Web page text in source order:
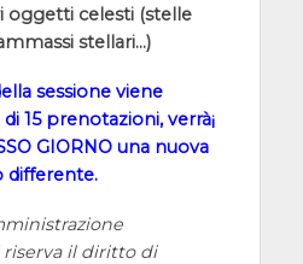
celesti (stelle
stellari…)
sessione viene
15 prenotazioni, verrà¡
GIORNO una nuova
differente.
riserva il diritto di